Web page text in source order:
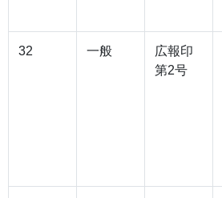
32 一般
広報印
第2号